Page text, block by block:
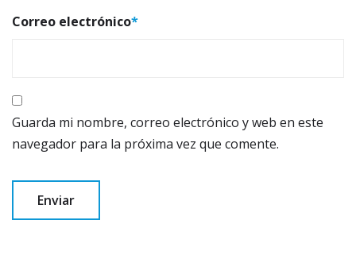
Correo electrónico*
Guarda mi nombre, correo electrónico y web en este
navegador para la próxima vez que comente.